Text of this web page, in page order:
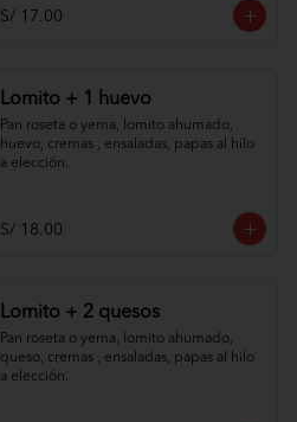
S/ 17.00
Lomito + 1 huevo
Pan roseta o yema, lomito ahumado,
huevo, cremas , ensaladas, papas al hilo
a elección.
S/ 18.00
Lomito + 2 quesos
Pan roseta o yema, lomito ahumado,
queso, cremas , ensaladas, papas al hilo
a elección.